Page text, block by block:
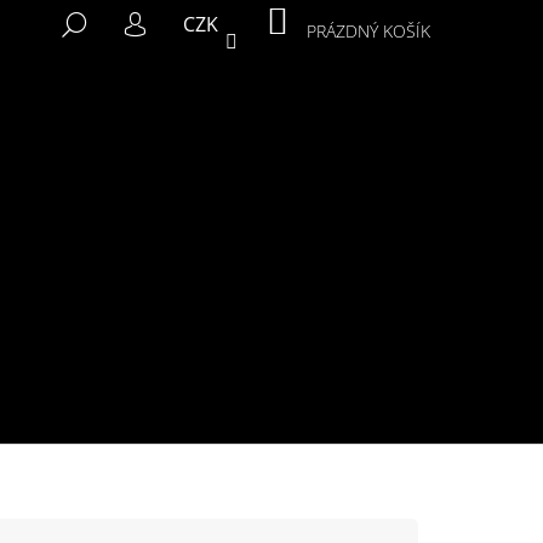
HLEDAT
PŘIHLÁŠENÍ
CZK NÁKUPNÍ
KOŠÍK
PRÁZDNÝ KOŠÍK
Následující
MURALS